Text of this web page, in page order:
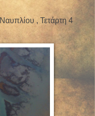
Ναυπλίου , Τετάρτη 4